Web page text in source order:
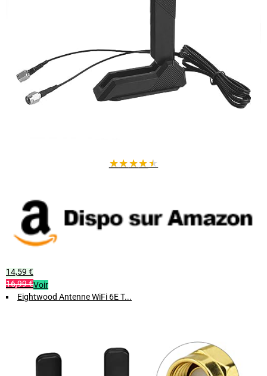
★★★★★
14,59 €
16,99 €Voir
Eightwood Antenne WiFi 6E T...